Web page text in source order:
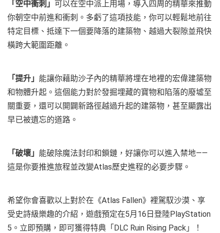
「空中衝刺」 可以在空中派上用場，導入四周的精華來推動
你朝空中前進和衝刺。多虧了這項技能，你可以輕鬆地前往
特定目標、抵達下一個要降落的建築物、越過大裂隙並飛快
橫跨大範圍距離。
「提升」 能讓你藉助沙子內的精華將埋在地裡的宏偉建築物
和物體升起。這個能力對於發掘埋藏的寶物和陷落的廢墟至
關重要，還可以開闢新路徑越過升起的建築物，甚至顯露出
早已被遺忘的道路。
「破壞」 能破除魔法封印和鎖鏈，好讓你可以進入禁地——
這是你要推進旅程並改變Atlas歷史進程的必要步驟。
希望你會喜歡以上對於在《Atlas Fallen》裡駕馭沙漠、享
受史詩級樂趣的介紹，遊戲預定在5月16日登陸PlayStation
5。立即預購，即可獲得特典「DLC Ruin Rising Pack」！